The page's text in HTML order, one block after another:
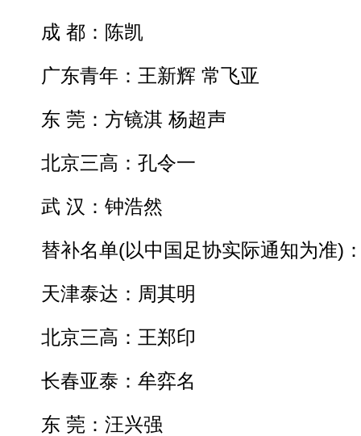
成 都：陈凯
广东青年：王新辉 常飞亚
东 莞：方镜淇 杨超声
北京三高：孔令一
武 汉：钟浩然
替补名单(以中国足协实际通知为准)
天津泰达：周其明
北京三高：王郑印
长春亚泰：牟弈名
东 莞：汪兴强